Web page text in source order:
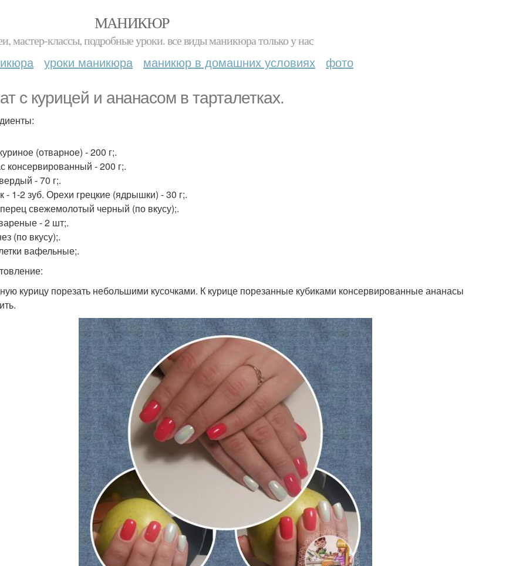
МАНИКЮР
мастер-классы, подробные уроки. все виды маникюра только у нас
уроки маникюра маникюр в домашних условиях фото
с курицей и ананасом в тарталетках.
(отварное) - 200 г;.
консервированный - 200 г;.
- 70 г;.
- 1-2 зуб. Орехи грецкие (ядрышки) - 30 г;.
свежемолотый черный (по вкусу);.
- 2 шт;.
(по вкусу);.
вафельные;.
курицу порезать небольшими кусочками. К курице порезанные кубиками консервированные ананасы